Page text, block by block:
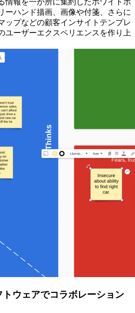
情報を一か所に集約したホワイトボ
ーハンド描画、画像や付箋、さらに
ップなどの顧客インサイトテンプレ
ユーザーエクスペリエンスを作り上
ウェアでコラボレーション